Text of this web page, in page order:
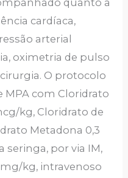
quanto a
cardíaca,
arterial
oximetria de pulso
O protocolo
MPA com Cloridrato
kg, Cloridrato de
Metadona 0,3
por via IM,
kg, intravenoso